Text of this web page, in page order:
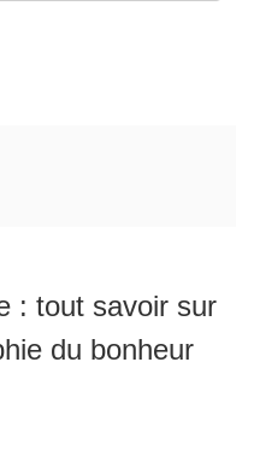
: tout savoir sur
du bonheur